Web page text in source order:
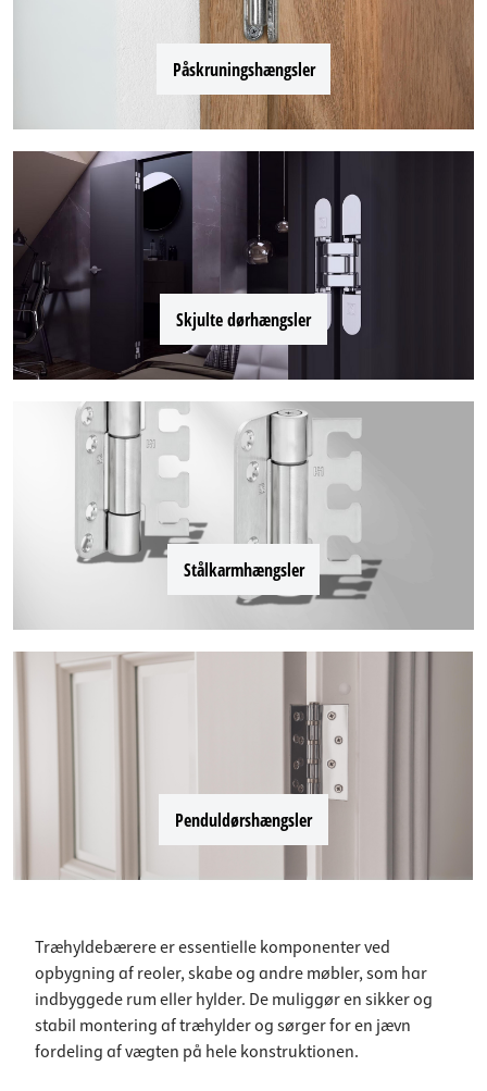
Påskruningshængsler
Skjulte dørhængsler
Stålkarmhængsler
Penduldørshængsler
Træhyldebærere er essentielle komponenter ved
opbygning af reoler, skabe og andre møbler, som har
indbyggede rum eller hylder. De muliggør en sikker og
stabil montering af træhylder og sørger for en jævn
fordeling af vægten på hele konstruktionen.